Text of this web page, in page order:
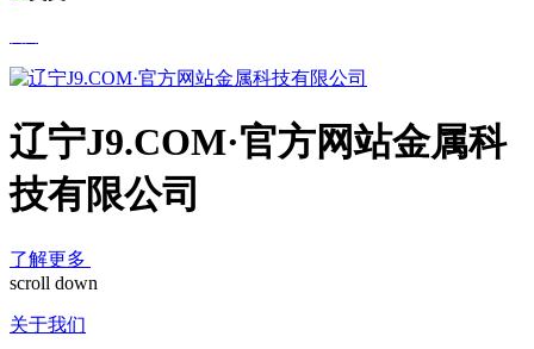
辽宁J9.COM·官方网站金属科
技有限公司
了解更多
scroll down
关于我们